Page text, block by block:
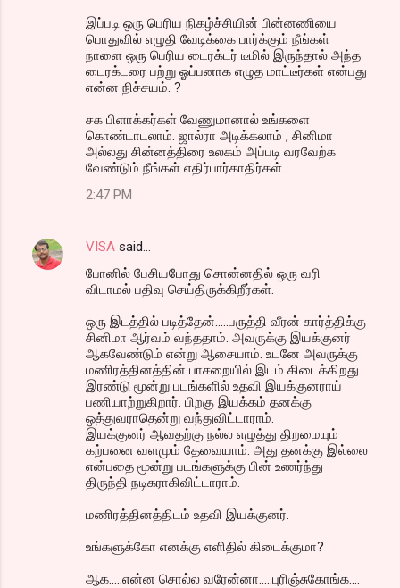
இப்படி ஒரு பெரிய நிகழ்ச்சியின் பின்னணியை
பொதுவில் எழுதி வேடிக்கை பார்க்கும் நீங்கள்
நாளை ஒரு பெரிய டைரக்டர் டீமில் இருந்தால் அந்த
டைரக்டரை பற்று ஓப்பனாக எழுத மாட்டீர்கள் என்பது
என்ன நிச்சயம். ?
சக பிளாக்கர்கள் வேணுமானால் உங்களை
கொண்டாடலாம். ஜால்ரா அடிக்கலாம் , சினிமா
அல்லது சின்னத்திரை உலகம் அப்படி வரவேற்க
வேண்டும் நீங்கள் எதிர்பார்காதிர்கள்.
2:47 PM
VISA said…
போனில் பேசியபோது சொன்னதில் ஒரு வரி
விடாமல் பதிவு செய்திருக்கிறீர்கள்.
ஒரு இடத்தில் படித்தேன்.....பருத்தி வீரன் கார்த்திக்கு
சினிமா ஆர்வம் வந்ததாம். அவருக்கு இயக்குனர்
ஆகவேண்டும் என்று ஆசையாம். உடனே அவருக்கு
மணிரத்தினத்தின் பாசறையில் இடம் கிடைக்கிறது.
இரண்டு மூன்று படங்களில் உதவி இயக்குனராய்
பணியாற்றுகிறார். பிறகு இயக்கம் தனக்கு
ஒத்துவராதென்று வந்துவிட்டாராம்.
இயக்குனர் ஆவதற்கு நல்ல எழுத்து திறமையும்
கற்பனை வளமும் தேவையாம். அது தனக்கு இல்லை
என்பதை மூன்று படங்களுக்கு பின் உணர்ந்து
திருந்தி நடிகராகிவிட்டாராம்.
மணிரத்தினத்திடம் உதவி இயக்குனர்.
உங்களுக்கோ எனக்கு எளிதில் கிடைக்குமா?
ஆக.....என்ன சொல்ல வரேன்னா.....புரிஞ்சுகோங்க....